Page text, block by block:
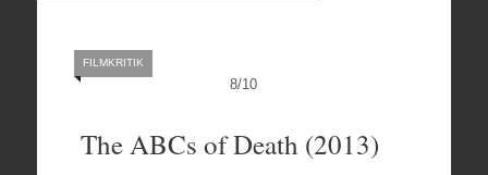
8/10
FILMKRITIK
The ABCs of Death (2013)